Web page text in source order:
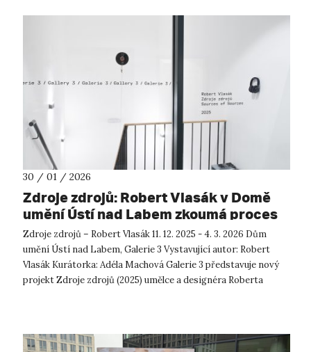
30 / 01 / 2026
Zdroje zdrojů: Robert Vlasák v Domě
umění Ústí nad Labem zkoumá proces
vzniku a proměny zvuku
Zdroje zdrojů – Robert Vlasák 11. 12. 2025 - 4. 3. 2026 Dům
umění Ústí nad Labem, Galerie 3 Vystavující autor: Robert
Vlasák Kurátorka: Adéla Machová Galerie 3 představuje nový
projekt Zdroje zdrojů (2025) umělce a designéra Roberta